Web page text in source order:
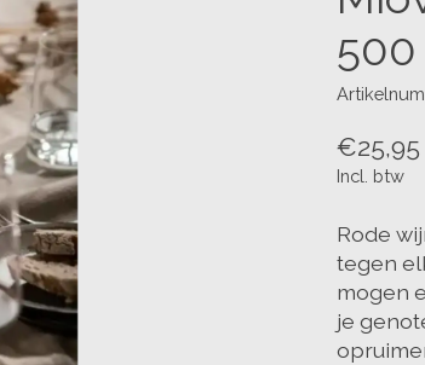
500
€25,95
Incl. btw
Rode
tegen
mogen
je